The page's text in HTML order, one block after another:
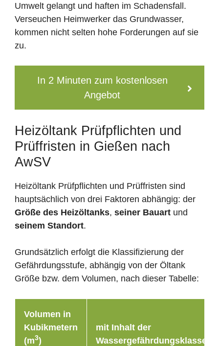
Umwelt gelangt und haften im Schadensfall.
Verseuchen Heimwerker das Grundwasser,
kommen nicht selten hohe Forderungen auf sie
zu.
In 2 Minuten zum kostenlosen
Angebot
Heizöltank Prüfpflichten und
Prüffristen in Gießen nach
AwSV
Heizöltank Prüfpflichten und Prüffristen sind
hauptsächlich von drei Faktoren abhängig: der
Größe des Heizöltanks, seiner Bauart und
seinem Standort.
Grundsätzlich erfolgt die Klassifizierung der
Gefährdungsstufe, abhängig von der Öltank
Größe bzw. dem Volumen, nach dieser Tabelle:
Volumen in
Kubikmetern
(m3)
mit Inhalt der
Wassergefährdungsklasse